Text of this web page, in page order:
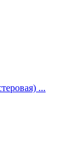
...